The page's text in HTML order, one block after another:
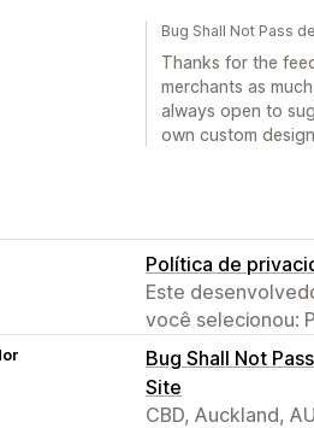
Bug Shall Not Pass
Thanks for the
merchants as
always open to
own custom
Política de
Este
você selecionou:
Bug Shall Not Pass
Site
CBD, Auckland,